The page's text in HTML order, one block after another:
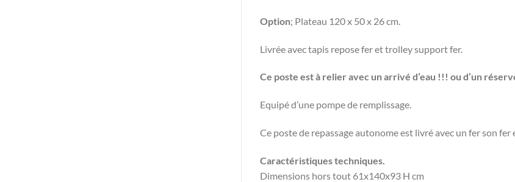
Option; Plateau 120 x 50 x 26 cm.
Livrée avec tapis repose fer et trolley support fer.
Ce poste est à relier avec un arrivé d’eau !!! ou d’un
Equipé d’une pompe de remplissage.
Ce poste de repassage autonome est livré avec un fer son
Caractéristiques techniques.
Dimensions hors tout 61x140x93 H cm